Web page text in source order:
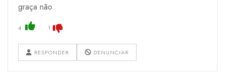
graça não
4 1
RESPONDER DENUNCIAR